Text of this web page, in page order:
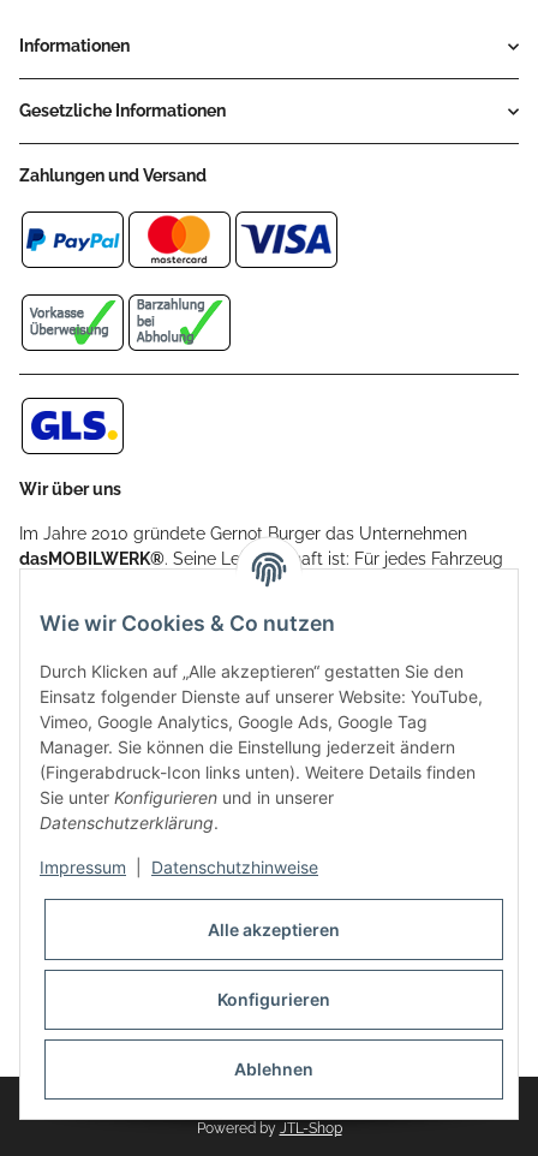
Informationen
Gesetzliche Informationen
Zahlungen und Versand
Wir über uns
Im Jahre 2010 gründete Gernot Burger das Unternehmen
dasMOBILWERK®. Seine Leidenschaft ist: Für jedes Fahrzeug
ein Car Cover anzubieten - passgenau und individuell.
weitere Produkte, wie Reifenschuhe, Hardtopständer hinzu.
sind mit hochwertigen Techniken und Materialien gefertigt.
dasMOBILWERK® ist seit der Gründung ein
Familienunternehmen, welches sich seit 2010 auf
Wachstumskurs befindet. Hier haben Sie zu den üblichen
Geschäftszeiten immer einen persönlichen Ansprechpartner,
sofern Sie Fragen rund um die Produkte von dasMOBILWERK
* Alle Preise inkl. gesetzlicher USt., zzgl.Versand
Powered by JTL-Shop
Wie wir Cookies & Co nutzen
Durch Klicken auf „Alle akzeptieren“ gestatten Sie den
Einsatz folgender Dienste auf unserer Website: YouTube,
Vimeo, Google Analytics, Google Ads, Google Tag
Manager. Sie können die Einstellung jederzeit ändern
(Fingerabdruck-Icon links unten). Weitere Details finden
Sie unter Konfigurieren und in unserer
Datenschutzerklärung.
Impressum Datenschutzhinweise
Alle akzeptieren
Konfigurieren
Ablehnen